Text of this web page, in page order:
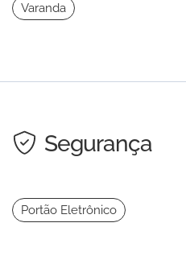
Varanda
Segurança
Portão Eletrônico